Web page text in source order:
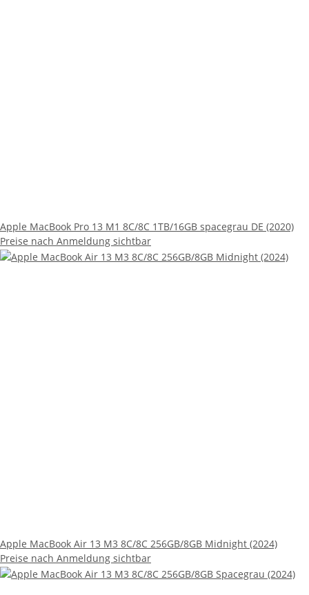
Apple MacBook Pro 13 M1 8C/8C 1TB/16GB spacegrau DE (2020)
Preise nach Anmeldung sichtbar
Apple MacBook Air 13 M3 8C/8C 256GB/8GB Midnight (2024)
Preise nach Anmeldung sichtbar